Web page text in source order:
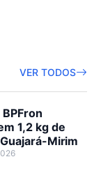
VER TODOS
BPFron
1,2 kg de
Mirim